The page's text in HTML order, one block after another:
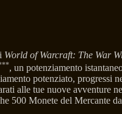
World of Warcraft: The War
, un potenziamento
potenziato, progressi
alle tue nuove avventure
500 Monete del Mercante